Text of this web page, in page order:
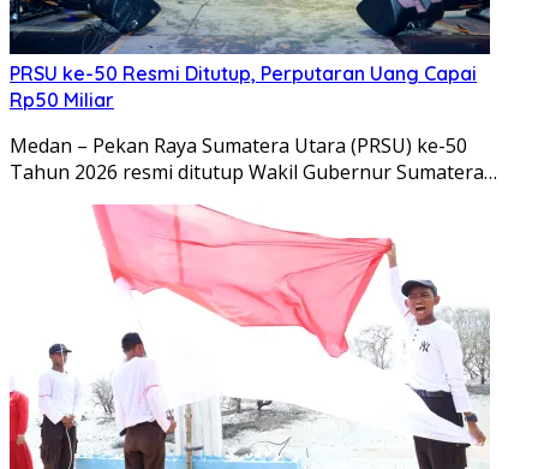
PRSU ke-50 Resmi Ditutup, Perputaran Uang Capai
Rp50 Miliar
Medan – Pekan Raya Sumatera Utara (PRSU) ke-50
Tahun 2026 resmi ditutup Wakil Gubernur Sumatera…